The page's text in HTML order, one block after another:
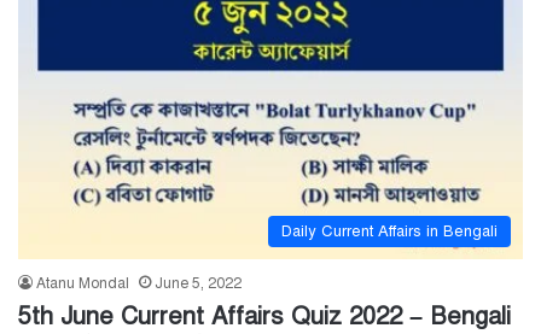
Daily Current Affairs in Bengali
Atanu Mondal June 5, 2022
5th June Current Affairs Quiz 2022 – Bengali